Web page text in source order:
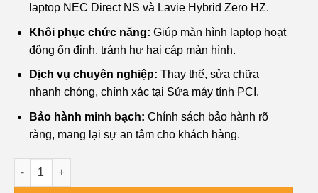
laptop NEC Direct NS và Lavie Hybrid Zero HZ.
Khôi phục chức năng: Giúp màn hình laptop hoạt
động ổn định, tránh hư hại cáp màn hình.
Dịch vụ chuyên nghiệp: Thay thế, sửa chữa
nhanh chóng, chính xác tại Sửa máy tính PCI.
Bảo hành minh bạch: Chính sách bảo hành rõ
ràng, mang lại sự an tâm cho khách hàng.
Bản lề Laptop Nec NEC Direct NS, HZ - Thay thế & Sửa chữa